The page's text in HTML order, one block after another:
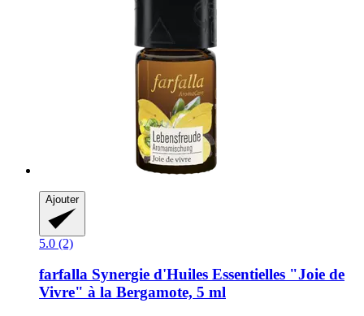
Ajouter
5.0 (2)
farfalla Synergie d'Huiles Essentielles "Joie de
Vivre" à la Bergamote, 5 ml